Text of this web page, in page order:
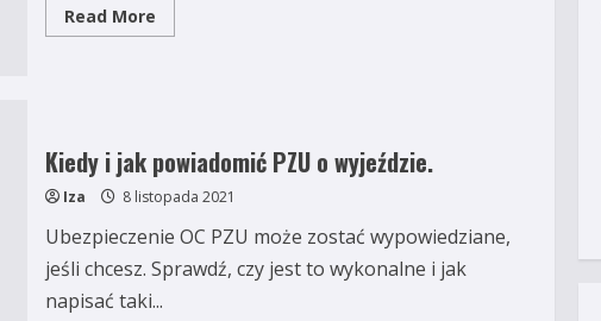
Read MoreRead
more
zakup
samochodu?
Kiedy i jak powiadomić PZU o wyjeździe.
Iza 8 listopada 2021
Ubezpieczenie OC PZU może zostać wypowiedziane,
jeśli chcesz. Sprawdź, czy jest to wykonalne i jak
napisać taki...